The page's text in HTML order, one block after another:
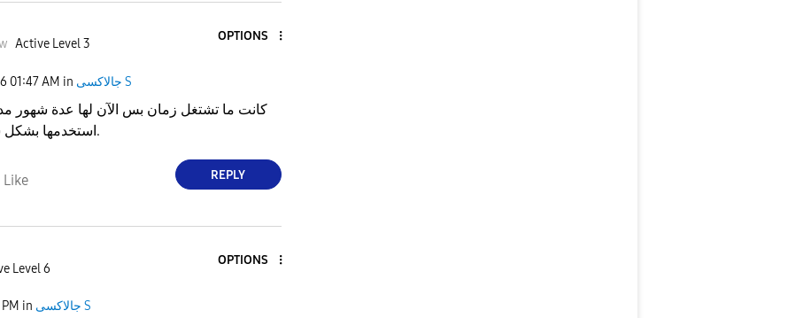
Active Level 3
OPTIONS
01:47 AM in جالاكسى S
كانت ما تشتغل زمان بس الآن لها عدة شهور
استخدمها بشكل شبه يومي.
Like REPLY
Level 6
OPTIONS
in جالاكسى S